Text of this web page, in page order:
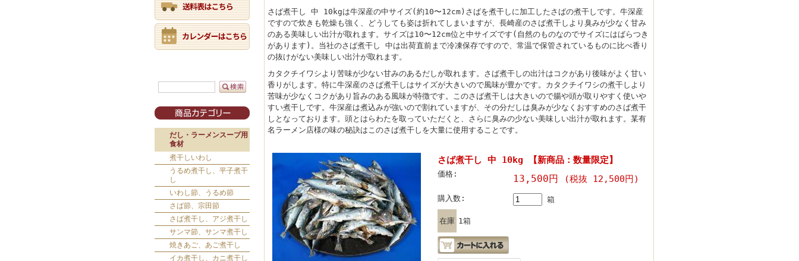
だし・ラーメンスープ用
食材
煮干しいわし
うるめ煮干し、平子煮干
し
いわし節、うるめ節
さば節、宗田節
さば煮干し、アジ煮干し
サンマ節、サンマ煮干し
焼きあご、あご煮干し
イカ煮干し、カニ煮干し
さば煮干し 中 10kgは牛深産の中サイズ(約10〜12cm)さばを煮干しに加工したさばの煮干しです。牛深産
ですので炊きも乾燥も強く、どうしても姿は折れてしまいますが、長崎産のさば煮干しより臭みが少なく甘み
のある美味しい出汁が取れます。サイズは10〜12cm位と中サイズです(自然のものなのでサイズにはばらつき
があります)。当社のさば煮干し 中は出荷直前まで冷凍保存ですので、常温で保管されているものに比べ香り
の抜けがない美味しい出汁が取れます。
カタクチイワシより苦味が少ない甘みのあるだしが取れます。さば煮干しの出汁はコクがあり後味がよく甘い
香りがします。特に牛深産のさば煮干しはサイズが大きいので風味が豊かです。カタクチイワシの煮干しより
苦味が少なくコクがあり旨みのある風味が特徴です。このさば煮干しは大きいので腸や頭が取りやすく使いや
すい煮干しです。牛深産は煮込みが強いので割れていますが、その分だしは臭みが少なくおすすめのさば煮干
しとなっております。頭とはらわたを取っていただくと、さらに臭みの少ない美味しい出汁が取れます。某有
名ラーメン店様の味の秘訣はこのさば煮干しを大量に使用することです。
さば煮干し 中 10kg 【新商品：数量限定】
価格: 13,500円 (税抜 12,500円)
購入数: 箱
在庫 1箱